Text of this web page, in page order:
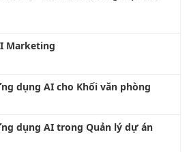
Marketing
dụng AI cho Khối văn phòng
dụng AI trong Quản lý dự án
- Ứng dụng AI Tối ưu hóa công việc